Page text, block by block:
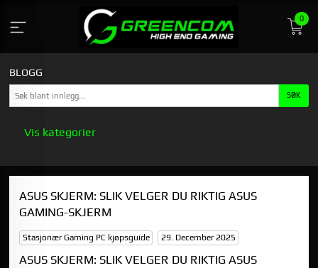
innholdet
0
BLOGG
Vis kategorier
GREENCOM
ASUS SKJERM: SLIK VELGER DU RIKTIG ASUS
GAMING-SKJERM
Stasjonær Gaming PC kjøpsguide 29. December 2025
ASUS SKJERM: SLIK VELGER DU RIKTIG ASUS